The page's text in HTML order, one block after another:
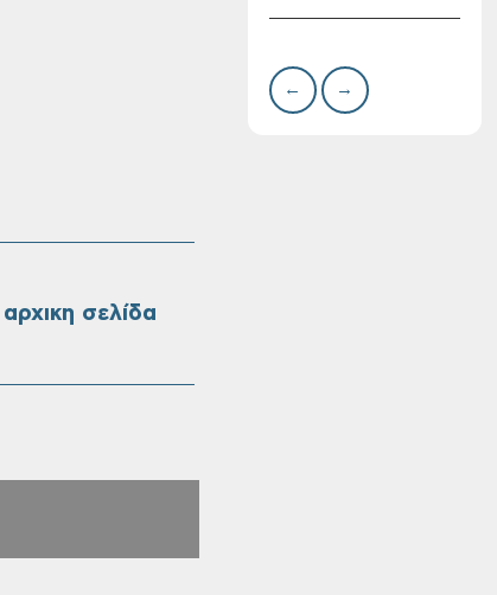
← →
σελίδα